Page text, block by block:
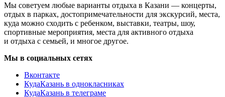
Мы советуем любые варианты отдыха в Казани — концерты,
отдых в парках, достопримечательности для экскурсий, места,
куда можно сходить с ребенком, выставки, театры, шоу,
спортивные мероприятия, места для активного отдыха
и отдыха с семьей, и многое другое.
Мы в социальных сетях
Вконтакте
КудаКазань в однокласниках
КудаКазань в телеграме